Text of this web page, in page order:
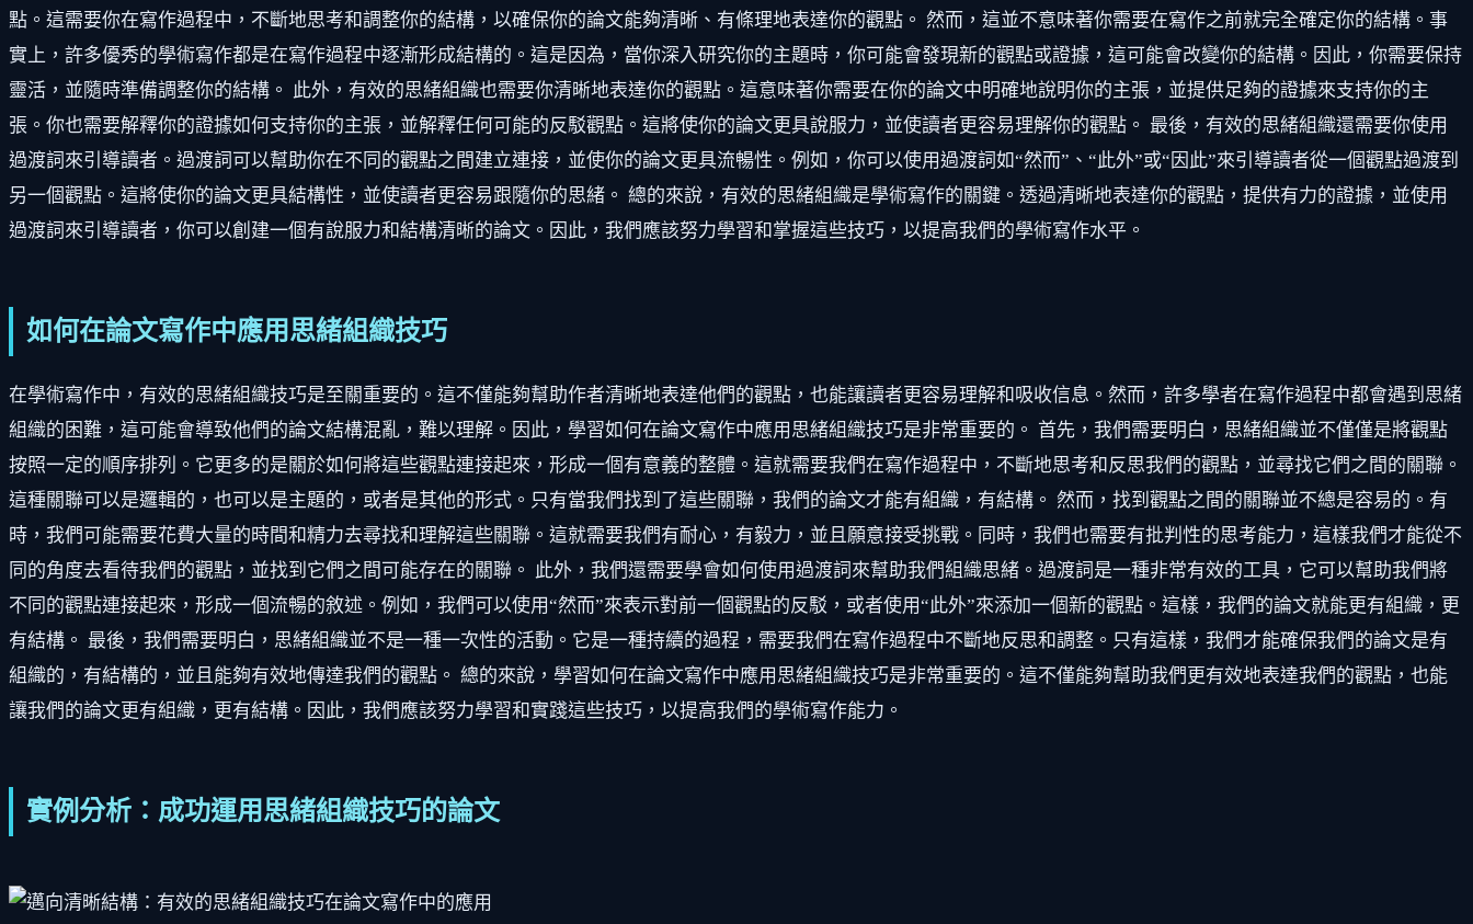
點。這需要你在寫作過程中，不斷地思考和調整你的結構，以確保你的論文能夠清晰、有條理地表達你的觀點。 然而，這並不意味著你需要在寫作之前就完全確定你的結構。事
實上，許多優秀的學術寫作都是在寫作過程中逐漸形成結構的。這是因為，當你深入研究你的主題時，你可能會發現新的觀點或證據，這可能會改變你的結構。因此，你需要保持
靈活，並隨時準備調整你的結構。 此外，有效的思緒組織也需要你清晰地表達你的觀點。這意味著你需要在你的論文中明確地說明你的主張，並提供足夠的證據來支持你的主
張。你也需要解釋你的證據如何支持你的主張，並解釋任何可能的反駁觀點。這將使你的論文更具說服力，並使讀者更容易理解你的觀點。 最後，有效的思緒組織還需要你使用
過渡詞來引導讀者。過渡詞可以幫助你在不同的觀點之間建立連接，並使你的論文更具流暢性。例如，你可以使用過渡詞如“然而”、“此外”或“因此”來引導讀者從一個觀點過渡到
另一個觀點。這將使你的論文更具結構性，並使讀者更容易跟隨你的思緒。 總的來說，有效的思緒組織是學術寫作的關鍵。透過清晰地表達你的觀點，提供有力的證據，並使用
過渡詞來引導讀者，你可以創建一個有說服力和結構清晰的論文。因此，我們應該努力學習和掌握這些技巧，以提高我們的學術寫作水平。
如何在論文寫作中應用思緒組織技巧
在學術寫作中，有效的思緒組織技巧是至關重要的。這不僅能夠幫助作者清晰地表達他們的觀點，也能讓讀者更容易理解和吸收信息。然而，許多學者在寫作過程中都會遇到思緒
組織的困難，這可能會導致他們的論文結構混亂，難以理解。因此，學習如何在論文寫作中應用思緒組織技巧是非常重要的。 首先，我們需要明白，思緒組織並不僅僅是將觀點
按照一定的順序排列。它更多的是關於如何將這些觀點連接起來，形成一個有意義的整體。這就需要我們在寫作過程中，不斷地思考和反思我們的觀點，並尋找它們之間的關聯。
這種關聯可以是邏輯的，也可以是主題的，或者是其他的形式。只有當我們找到了這些關聯，我們的論文才能有組織，有結構。 然而，找到觀點之間的關聯並不總是容易的。有
時，我們可能需要花費大量的時間和精力去尋找和理解這些關聯。這就需要我們有耐心，有毅力，並且願意接受挑戰。同時，我們也需要有批判性的思考能力，這樣我們才能從不
同的角度去看待我們的觀點，並找到它們之間可能存在的關聯。 此外，我們還需要學會如何使用過渡詞來幫助我們組織思緒。過渡詞是一種非常有效的工具，它可以幫助我們將
不同的觀點連接起來，形成一個流暢的敘述。例如，我們可以使用“然而”來表示對前一個觀點的反駁，或者使用“此外”來添加一個新的觀點。這樣，我們的論文就能更有組織，更
有結構。 最後，我們需要明白，思緒組織並不是一種一次性的活動。它是一種持續的過程，需要我們在寫作過程中不斷地反思和調整。只有這樣，我們才能確保我們的論文是有
組織的，有結構的，並且能夠有效地傳達我們的觀點。 總的來說，學習如何在論文寫作中應用思緒組織技巧是非常重要的。這不僅能夠幫助我們更有效地表達我們的觀點，也能
讓我們的論文更有組織，更有結構。因此，我們應該努力學習和實踐這些技巧，以提高我們的學術寫作能力。
實例分析：成功運用思緒組織技巧的論文